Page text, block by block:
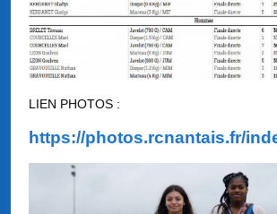
LIEN PHOTOS :
https://photos.rcnantais.fr/